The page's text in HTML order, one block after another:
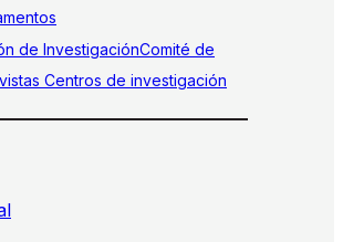
de InvestigaciónComité de
Centros de investigación